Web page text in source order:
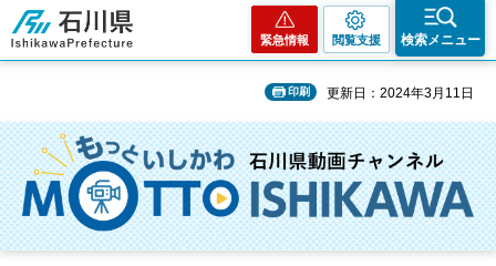
石川県
緊急情報 閲覧支援 検索メニュー
印刷 更新日：2024年3月11日